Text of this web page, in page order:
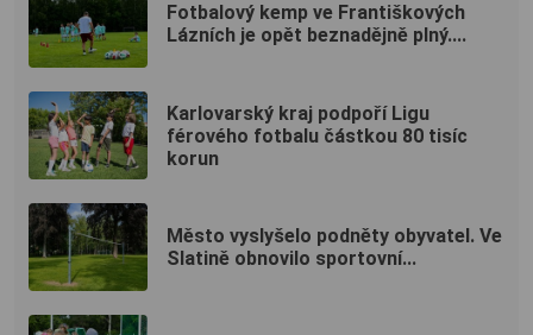
Fotbalový kemp ve Františkových
Lázních je opět beznadějně plný....
Karlovarský kraj podpoří Ligu
férového fotbalu částkou 80 tisíc
korun
Město vyslyšelo podněty obyvatel. Ve
Slatině obnovilo sportovní...